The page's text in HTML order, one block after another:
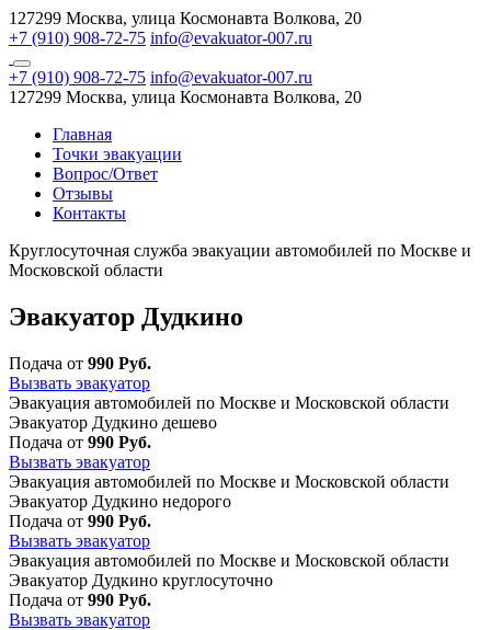
127299 Москва, улица Космонавта Волкова, 20
+7 (910) 908-72-75 info@evakuator-007.ru
+7 (910) 908-72-75 info@evakuator-007.ru
127299 Москва, улица Космонавта Волкова, 20
Главная
Точки эвакуации
Вопрос/Ответ
Отзывы
Контакты
Круглосуточная служба эвакуации автомобилей по Москве и
Московской области
Эвакуатор Дудкино
Подача от 990 Руб.
Вызвать эвакуатор
Эвакуация автомобилей по Москве и Московской области
Эвакуатор Дудкино дешево
Подача от 990 Руб.
Вызвать эвакуатор
Эвакуация автомобилей по Москве и Московской области
Эвакуатор Дудкино недорого
Подача от 990 Руб.
Вызвать эвакуатор
Эвакуация автомобилей по Москве и Московской области
Эвакуатор Дудкино круглосуточно
Подача от 990 Руб.
Вызвать эвакуатор